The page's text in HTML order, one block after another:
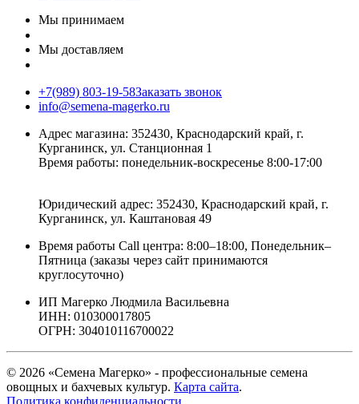
Мы принимаем
Мы доставляем
+7(989) 803-19-58Заказать звонок
info@semena-magerko.ru
Адрес магазина: 352430, Краснодарский край, г.
Курганинск, ул. Станционная 1
Время работы: понедельник-воскресенье 8:00-17:00
Юридический адрес: 352430, Краснодарский край, г.
Курганинск, ул. Каштановая 49
Время работы Call центра: 8:00–18:00, Понедельник–
Пятница (заказы через сайт принимаются
круглосуточно)
ИП Магерко Людмила Васильевна
ИНН: 010300017805
ОГРН: 304010116700022
© 2026 «Семена Магерко» - профессиональные семена
овощных и бахчевых культур. Карта сайта.
Политика конфиденциальности